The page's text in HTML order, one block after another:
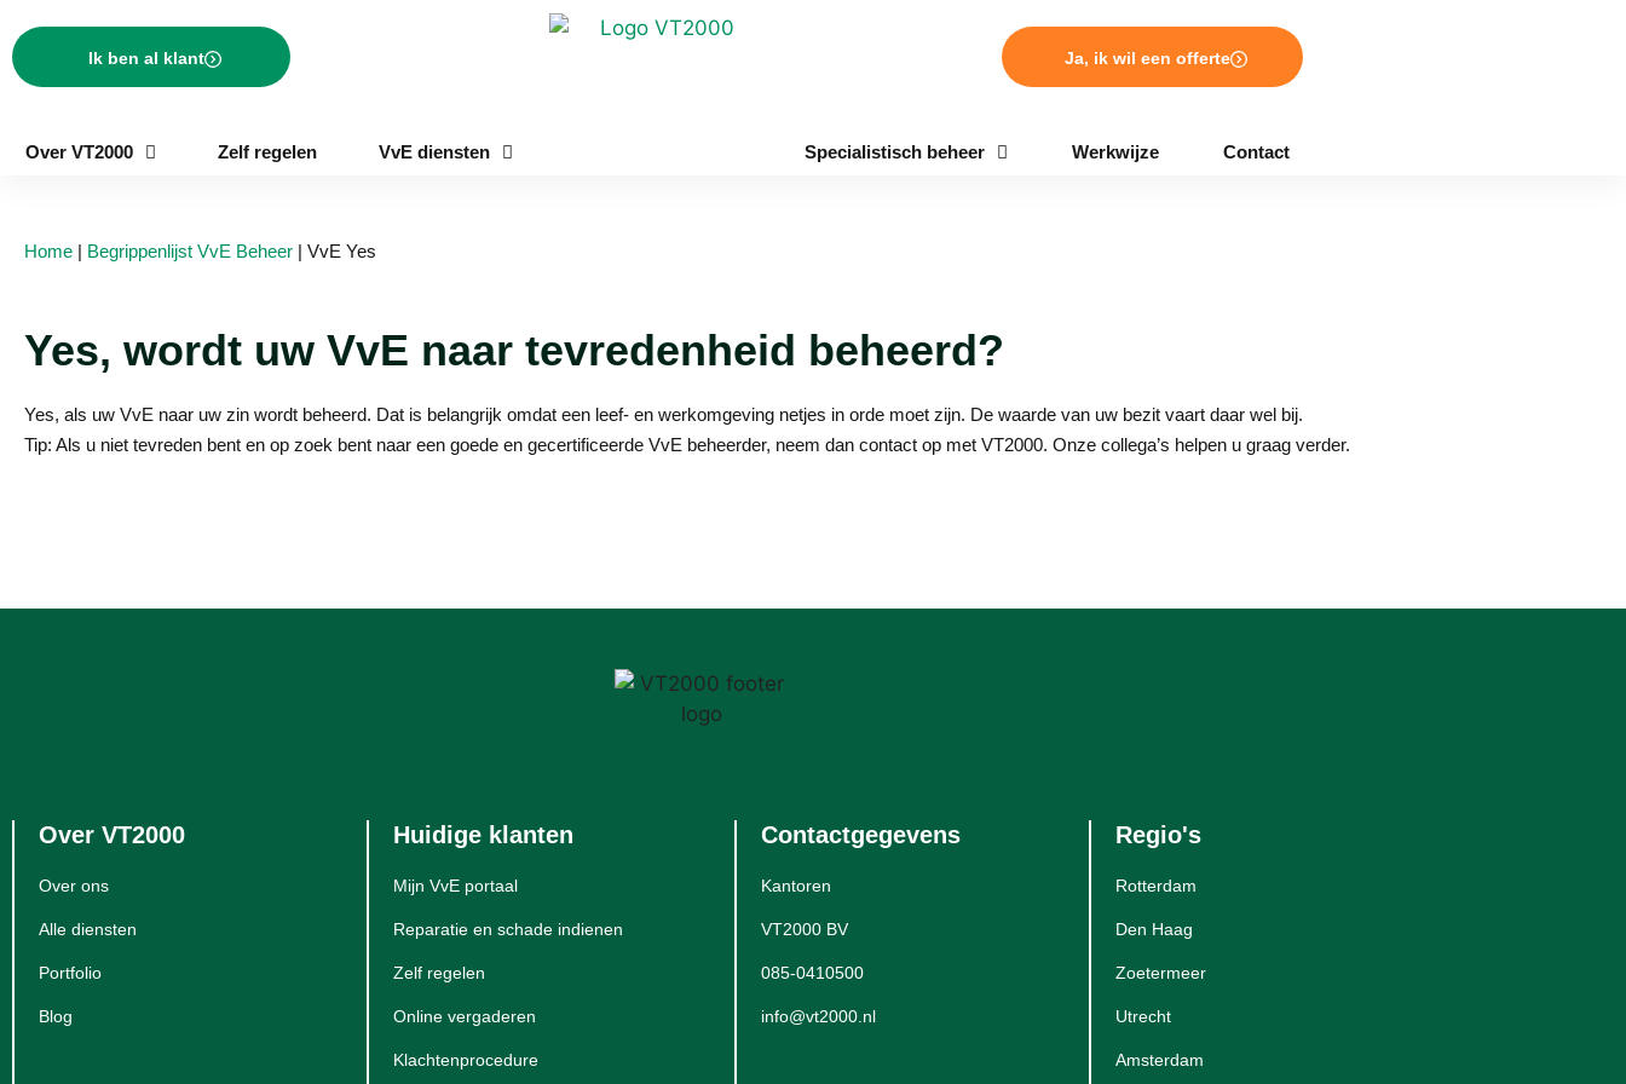
Ik ben al klant
Over VT2000 Zelf regelen VvE diensten
Ja, ik wil een offerte
Specialistisch beheer Werkwijze Contact
Home | Begrippenlijst VvE Beheer | VvE Yes
Yes, wordt uw VvE naar tevredenheid beheerd?
Yes, als uw VvE naar uw zin wordt beheerd. Dat is belangrijk omdat een leef- en werkomgeving netjes in orde moet zijn. De waarde van uw bezit vaart daar wel bij.
Tip: Als u niet tevreden bent en op zoek bent naar een goede en gecertificeerde VvE beheerder, neem dan contact op met VT2000. Onze collega’s helpen u graag verder.
Over VT2000
Over ons
Alle diensten
Portfolio
Blog
Huidige klanten
Mijn VvE portaal
Reparatie en schade indienen
Zelf regelen
Online vergaderen
Klachtenprocedure
Contactgegevens
Kantoren
VT2000 BV
085-0410500
info@vt2000.nl
Regio's
Rotterdam
Den Haag
Zoetermeer
Utrecht
Amsterdam